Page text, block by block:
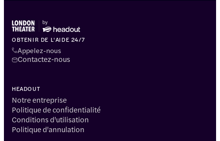
OBTENIR DE L'AIDE 24/7
Appelez-nous
Contactez-nous
HEADOUT
Notre entreprise
Politique de confidentialité
Conditions d'utilisation
Politique d'annulation